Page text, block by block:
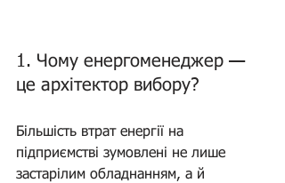
1. Чому енергоменеджер —
це архітектор вибору?
Більшість втрат енергії на
підприємстві зумовлені не лише
застарілим обладнанням, а й